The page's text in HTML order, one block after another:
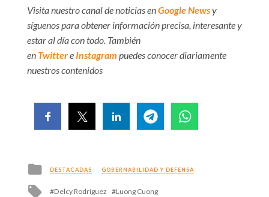
Visita nuestro canal de noticias enGoogle Newsy
síguenos para obtener información precisa, interesante y
estar al día con todo. También
en Twittere Instagram puedes conocer diariamente
nuestros contenidos
Posted
in
DESTACADAS GOBERNABILIDAD Y DEFENSA
Tagged
Delcy Rodríguez
Luong Cuong